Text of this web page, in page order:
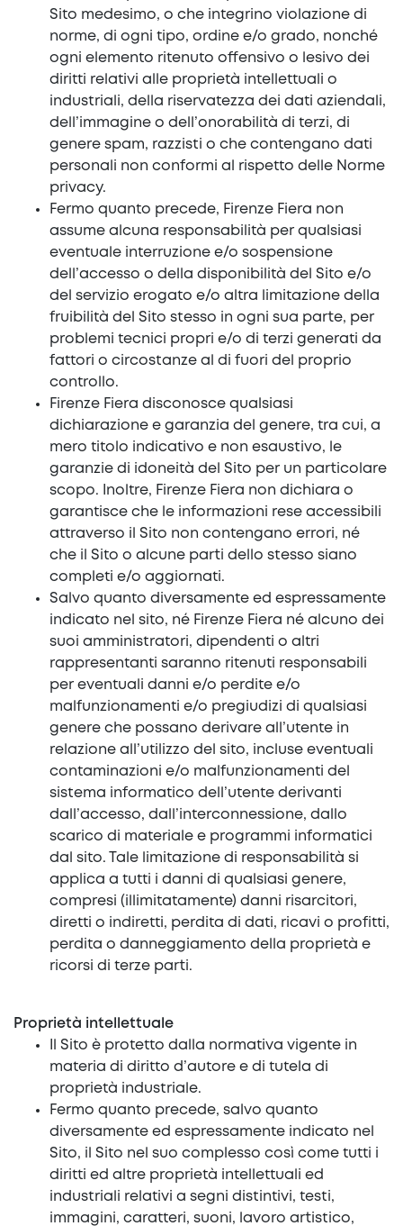
Sito medesimo, o che integrino violazione di
norme, di ogni tipo, ordine e/o grado, nonché
ogni elemento ritenuto offensivo o lesivo dei
diritti relativi alle proprietà intellettuali o
industriali, della riservatezza dei dati aziendali,
dell’immagine o dell’onorabilità di terzi, di
genere spam, razzisti o che contengano dati
personali non conformi al rispetto delle Norme
privacy.
Fermo quanto precede, Firenze Fiera non
assume alcuna responsabilità per qualsiasi
eventuale interruzione e/o sospensione
dell’accesso o della disponibilità del Sito e/o
del servizio erogato e/o altra limitazione della
fruibilità del Sito stesso in ogni sua parte, per
problemi tecnici propri e/o di terzi generati da
fattori o circostanze al di fuori del proprio
controllo.
Firenze Fiera disconosce qualsiasi
dichiarazione e garanzia del genere, tra cui, a
mero titolo indicativo e non esaustivo, le
garanzie di idoneità del Sito per un particolare
scopo. Inoltre, Firenze Fiera non dichiara o
garantisce che le informazioni rese accessibili
attraverso il Sito non contengano errori, né
che il Sito o alcune parti dello stesso siano
completi e/o aggiornati.
Salvo quanto diversamente ed espressamente
indicato nel sito, né Firenze Fiera né alcuno dei
suoi amministratori, dipendenti o altri
rappresentanti saranno ritenuti responsabili
per eventuali danni e/o perdite e/o
malfunzionamenti e/o pregiudizi di qualsiasi
genere che possano derivare all’utente in
relazione all’utilizzo del sito, incluse eventuali
contaminazioni e/o malfunzionamenti del
sistema informatico dell’utente derivanti
dall’accesso, dall’interconnessione, dallo
scarico di materiale e programmi informatici
dal sito. Tale limitazione di responsabilità si
applica a tutti i danni di qualsiasi genere,
compresi (illimitatamente) danni risarcitori,
diretti o indiretti, perdita di dati, ricavi o profitti,
perdita o danneggiamento della proprietà e
ricorsi di terze parti.
Proprietà intellettuale
Il Sito è protetto dalla normativa vigente in
materia di diritto d’autore e di tutela di
proprietà industriale.
Fermo quanto precede, salvo quanto
diversamente ed espressamente indicato nel
Sito, il Sito nel suo complesso così come tutti i
diritti ed altre proprietà intellettuali ed
industriali relativi a segni distintivi, testi,
immagini, caratteri, suoni, lavoro artistico,